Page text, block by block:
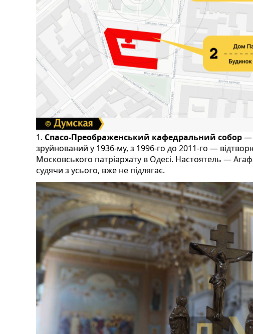
1. Спасо-Преображенський кафедральний собор—
зруйнований у 1936-му, з 1996-го до 2011-го —
Московського патріархату в Одесі. Настоятель —
судячи з усього, вже не підлягає.